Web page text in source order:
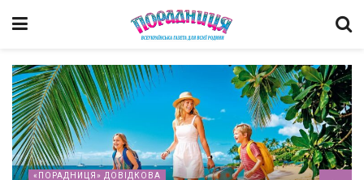
«ПОРАДНИЦЯ» ДОВІДКОВА